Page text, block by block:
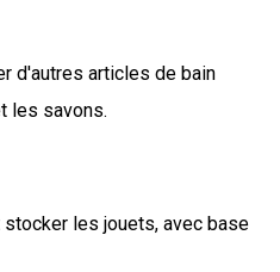
d'autres articles de bain
les savons.
les jouets, avec base